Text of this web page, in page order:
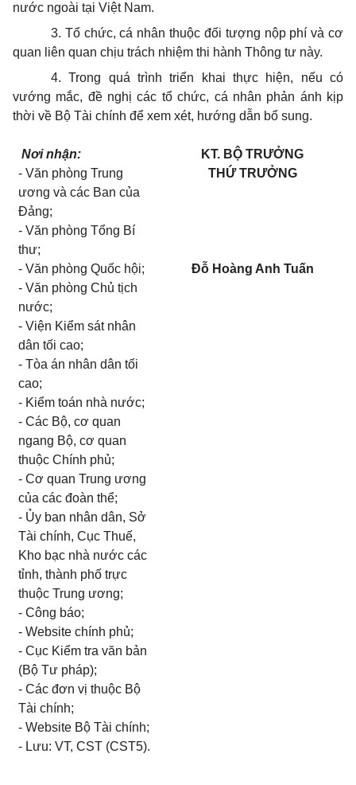
nước ngoài tại Việt Nam.
3. Tổ chức, cá nhân thuộc đối tượng nộp phí và cơ
quan liên quan chịu trách nhiệm thi hành Thông tư này.
4. Trong quá trình triển khai thực hiện, nếu có
vướng mắc, đề nghị các tổ chức, cá nhân phản ánh kịp
thời về Bộ Tài chính để xem xét, hướng dẫn bổ sung.
Nơi nhận:
- Văn phòng Trung
ương và các Ban của
Đảng;
- Văn phòng Tổng Bí
thư;
- Văn phòng Quốc hội;
- Văn phòng Chủ tịch
nước;
- Viện Kiểm sát nhân
dân tối cao;
- Tòa án nhân dân tối
cao;
- Kiểm toán nhà nước;
- Các Bộ, cơ quan
ngang Bộ, cơ quan
thuộcChính phủ;
- Cơ quan Trung ương
của các đoàn thể;
- Ủy ban nhân dân, Sở
Tài chính, Cục Thuế,
Kho bạc nhà nước các
tỉnh, thành phố trực
thuộc Trung ương;
- Công báo;
- Website chính phủ;
- Cục Kiểm tra văn bản
(Bộ Tư pháp);
- Các đơn vị thuộc Bộ
Tài chính;
- Website Bộ Tài chính;
- Lưu: VT, CST (CST5).
KT. BỘ TRƯỞNG
THỨ TRƯỞNG
Đỗ Hoàng Anh Tuấn